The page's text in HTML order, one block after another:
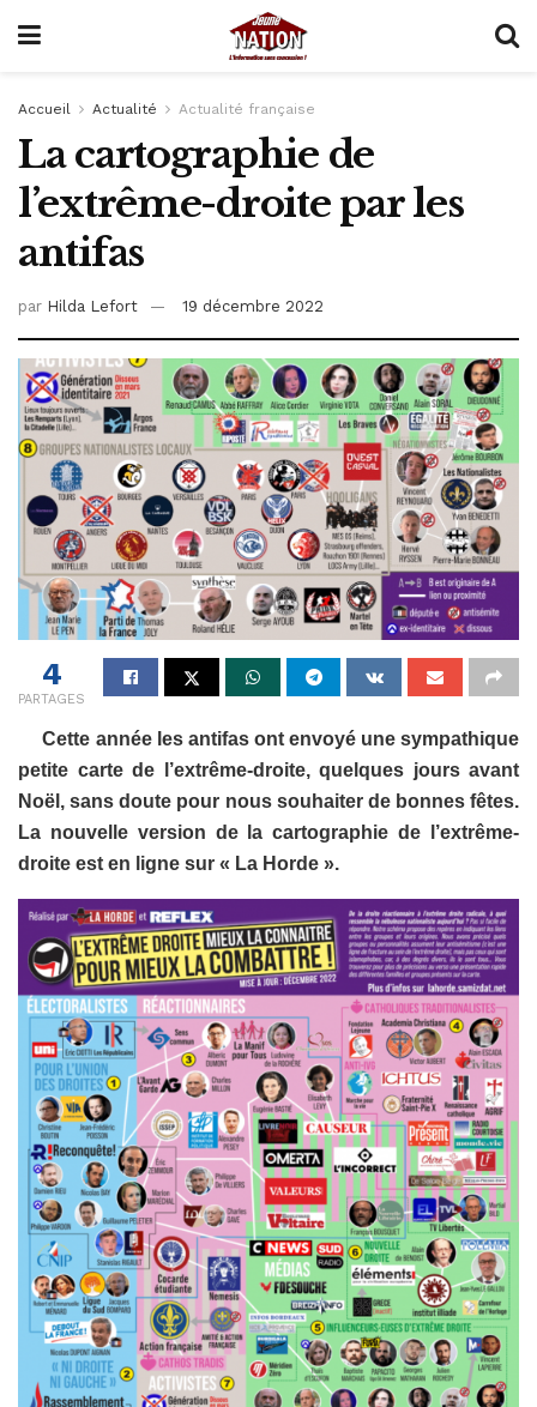
Accueil Actualité Actualité française
La cartographie de
l’extrême-droite par les
antifas
par Hilda Lefort 19 décembre 2022
4
PARTAGES
Cette année les antifas ont envoyé une sympathique
petite carte de l’extrême-droite, quelques jours avant
Noël, sans doute pour nous souhaiter de bonnes fêtes.
La nouvelle version de la cartographie de l’extrême-
droite est en ligne sur « La Horde ».